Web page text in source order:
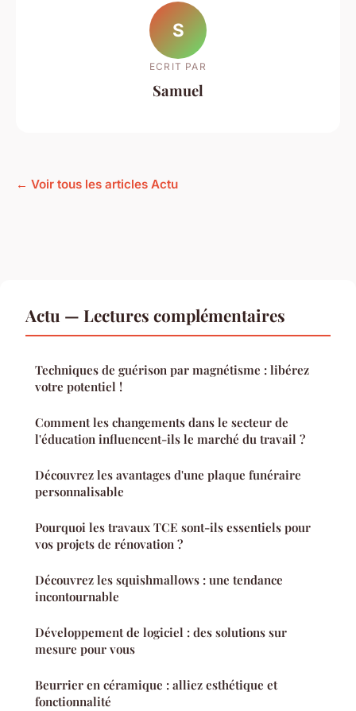
S
ECRIT PAR
Samuel
← Voir tous les articles Actu
Actu — Lectures complémentaires
Techniques de guérison par magnétisme : libérez
votre potentiel !
Comment les changements dans le secteur de
l'éducation influencent-ils le marché du travail ?
Découvrez les avantages d'une plaque funéraire
personnalisable
Pourquoi les travaux TCE sont-ils essentiels pour
vos projets de rénovation ?
Découvrez les squishmallows : une tendance
incontournable
Développement de logiciel : des solutions sur
mesure pour vous
Beurrier en céramique : alliez esthétique et
fonctionnalité